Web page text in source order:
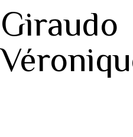
Giraudo